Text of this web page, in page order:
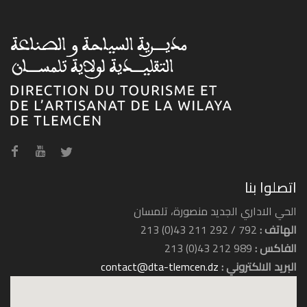
اتصلوا بنا
الحي الاداري الجديد منصورة، تلمسان
الهاتف :792 / 292 211 43(0) 213
الفاكس :989 212 43(0) 213
البريد الالكتروني :contact@dta-tlemcen.dz